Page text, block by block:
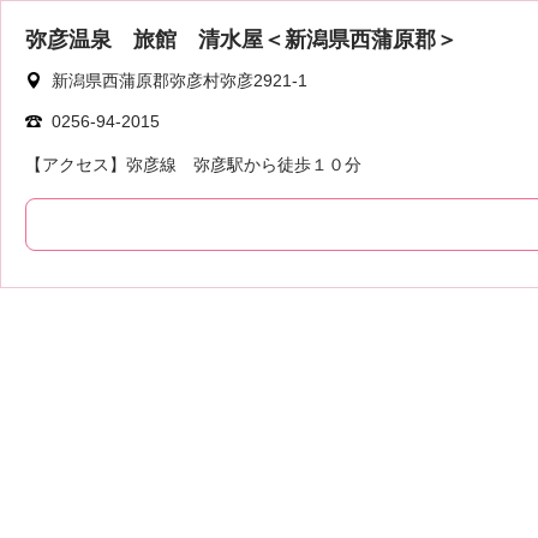
弥彦温泉 旅館 清水屋＜新潟県西蒲原郡＞
新潟県西蒲原郡弥彦村弥彦2921-1
0256-94-2015
【アクセス】弥彦線 弥彦駅から徒歩１０分